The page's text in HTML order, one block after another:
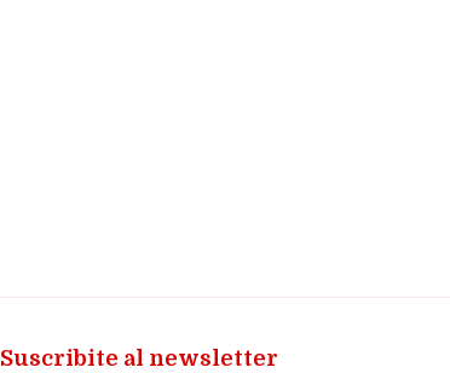
Suscribite al newsletter